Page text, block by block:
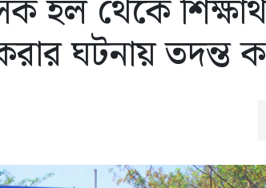
হল থেকে
ঘটনায় তদন্ত